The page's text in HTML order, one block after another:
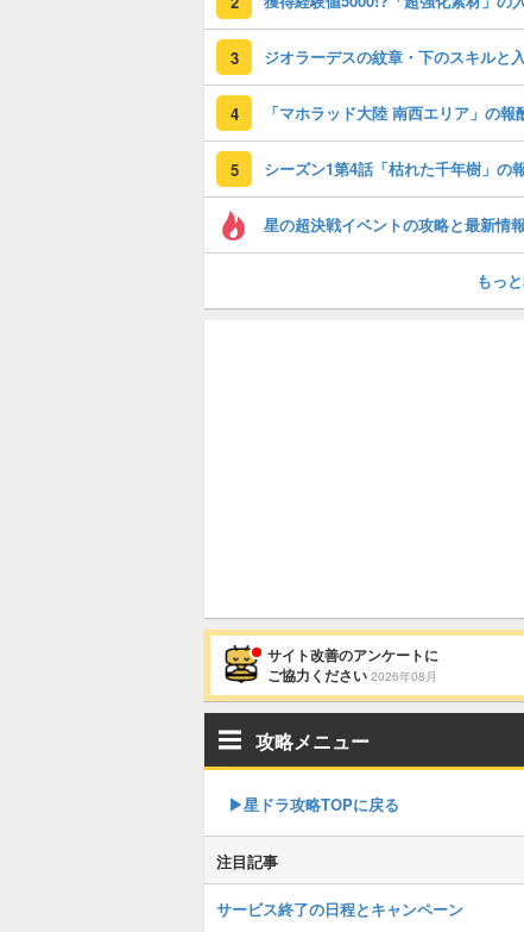
3
4
5
星の超決戦イベントの攻略と最新情報
もっ
サイト改善のアンケートに
ご協力ください 2026年08月
攻略メニュー
▶︎星ドラ攻略TOPに戻る
注目記事
サービス終了の日程とキャンペーン